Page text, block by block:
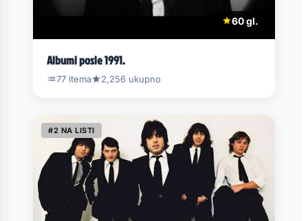
60 gl.
Albumi posle 1991.
77 itema 2,256 ukupno
#2 NA LISTI